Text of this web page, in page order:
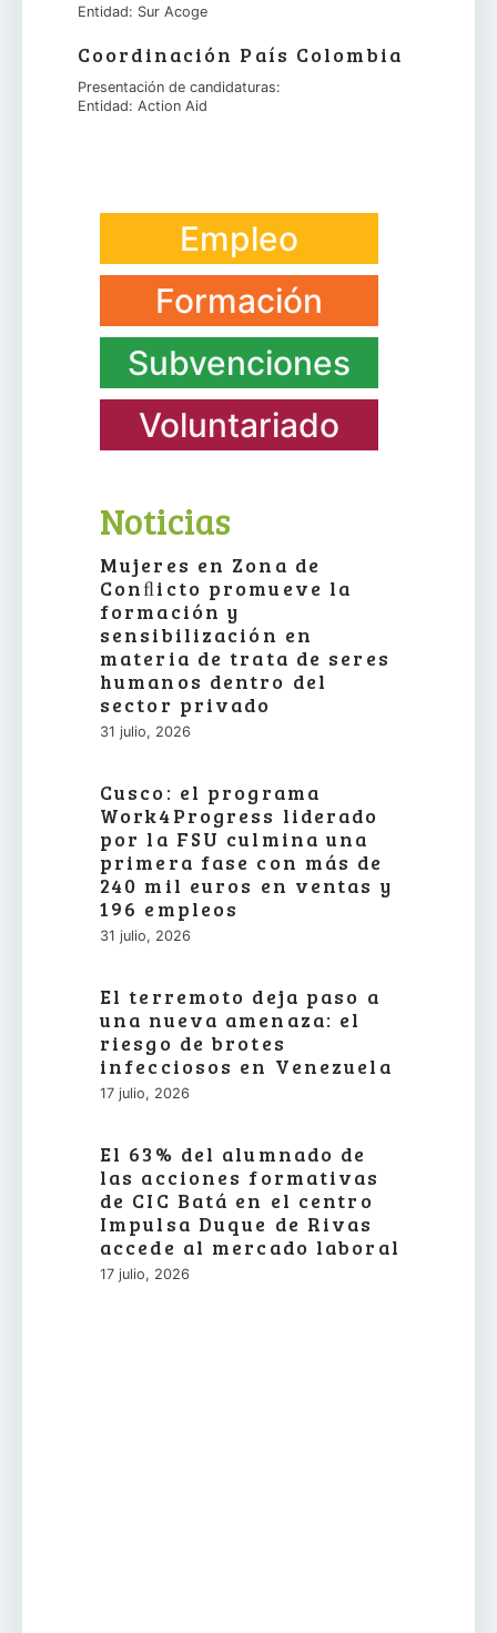
Entidad: Sur Acoge
Coordinación País Colombia
Presentación de candidaturas:
Entidad: Action Aid
Empleo
Formación
Subvenciones
Voluntariado
Noticias
Mujeres en Zona de
Conﬂicto promueve la
formación y
sensibilización en
materia de trata de seres
humanos dentro del
sector privado
31 julio, 2026
Cusco: el programa
Work4Progress liderado
por la FSU culmina una
primera fase con más de
240 mil euros en ventas y
196 empleos
31 julio, 2026
El terremoto deja paso a
una nueva amenaza: el
riesgo de brotes
infecciosos en Venezuela
17 julio, 2026
El 63% del alumnado de
las acciones formativas
de CIC Batá en el centro
Impulsa Duque de Rivas
accede al mercado laboral
17 julio, 2026